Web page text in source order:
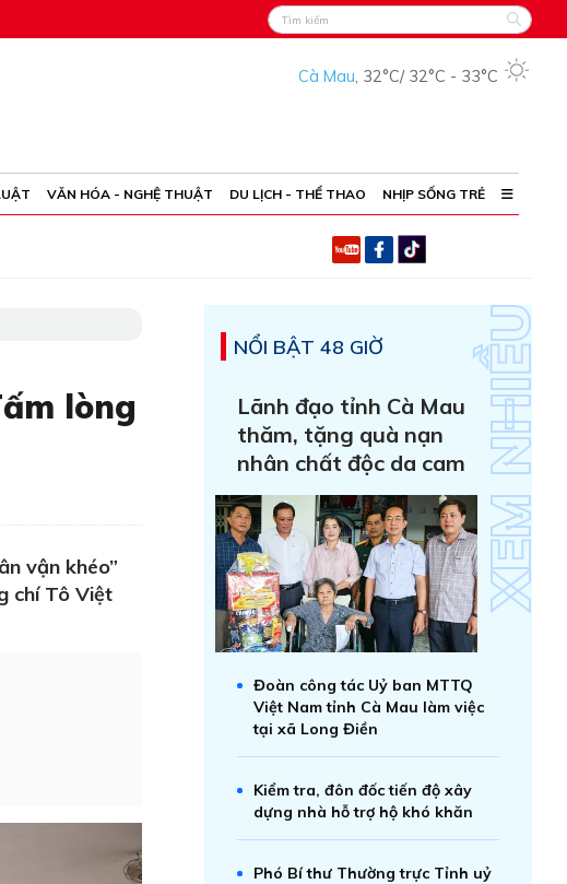
Cà Mau, 32°C/ 32°C - 33°C
VĂN HÓA - NGHỆ THUẬT DU LỊCH - THỂ THAO NHỊP SỐNG TRẺ
lòng
vận khéo”
chí Tô Việt
NỔI BẬT 48 GIỜ
Lãnh đạo tỉnh Cà Mau
thăm, tặng quà nạn
nhân chất độc da cam
Đoàn công tác Uỷ ban MTTQ
Việt Nam tỉnh Cà Mau làm việc
tại xã Long Điền
Kiểm tra, đôn đốc tiến độ xây
dựng nhà hỗ trợ hộ khó khăn
Phó Bí thư Thường trực Tỉnh uỷ